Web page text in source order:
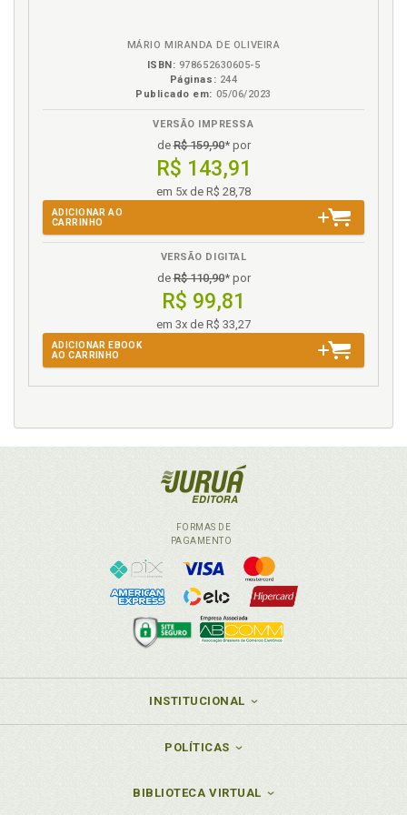
social dos contratos privados, p. 131
Princípio. Função social do contrato: princípio ou
cláusula geral?, p. 102
Propriedade. Função social da propriedade, p. 72
Referências, p. 149
Relação jurídica entre particulares. Bases teóricas
sobre a aplicação dos direitos fundamentais no
direito brasileiro nas relações jurídicas entre par-
Socioconstitucional. Função socioconstitucional do
contrato privado, p. 59
Socioconstitucional. Função socioconstitucional do
contrato privado, p. 85
MÁRIO MIRANDA DE OLIVEIRA
ISBN: 978652630605-5
Páginas: 244
Publicado em: 05/06/2023
VERSÃO IMPRESSA
deR$ 159,90* por
R$ 143,91
em 5x de R$ 28,78
ADICIONAR AO
CARRINHO
VERSÃO DIGITAL
deR$ 110,90* por
R$ 99,81
em 3x de R$ 33,27
ADICIONAR EBOOK
AO CARRINHO
FORMAS DE
PAGAMENTO
INSTITUCIONAL
POLÍTICAS
BIBLIOTECA VIRTUAL